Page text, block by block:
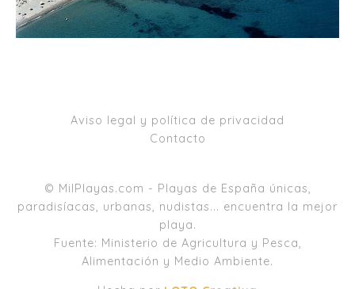
Aviso legal y política de privacidad
Contacto
© MilPlayas.com - Playas de España únicas,
paradisíacas, urbanas, nudistas... encuentra la mejor
playa.
Fuente: Ministerio de Agricultura y Pesca,
Alimentación y Medio Ambiente.